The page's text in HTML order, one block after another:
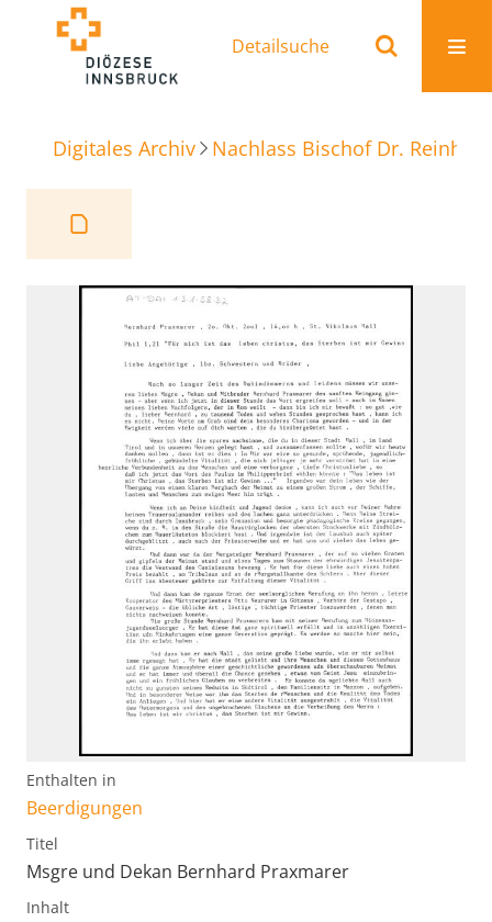
Detailsuche
Digitales Archiv Nachlass Bischof Dr.
Enthalten in
Beerdigungen
Titel
Msgre und Dekan Bernhard Praxmarer
Inhalt